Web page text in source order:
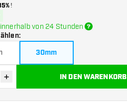
!
von 24 Stunden
:
30mm
Menge erhöhen
+ IN DEN WARENKORB